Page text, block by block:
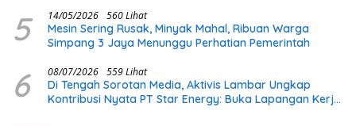
5 14/05/2026 560 Lihat
Mesin Sering Rusak, Minyak Mahal, Ribuan Warga
Simpang 3 Jaya Menunggu Perhatian Pemerintah
6 08/07/2026 559 Lihat
Di Tengah Sorotan Media, Aktivis Lambar Ungkap
Kontribusi Nyata PT Star Energy: Buka Lapangan Kerja